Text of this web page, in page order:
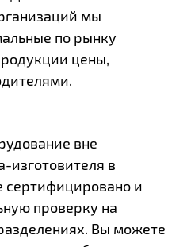
мы
по рынку
цены,
вне
изготовителя в
сертифицировано и
проверку на
Вы можете